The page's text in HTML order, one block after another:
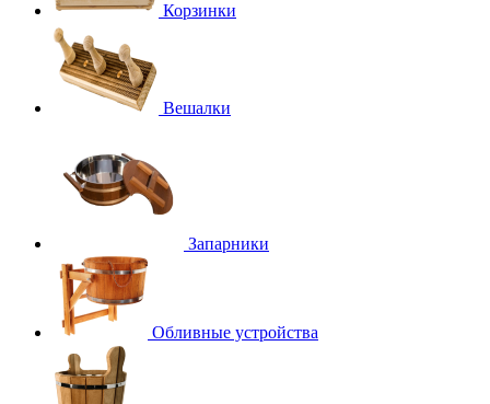
Корзинки
Вешалки
Запарники
Обливные устройства